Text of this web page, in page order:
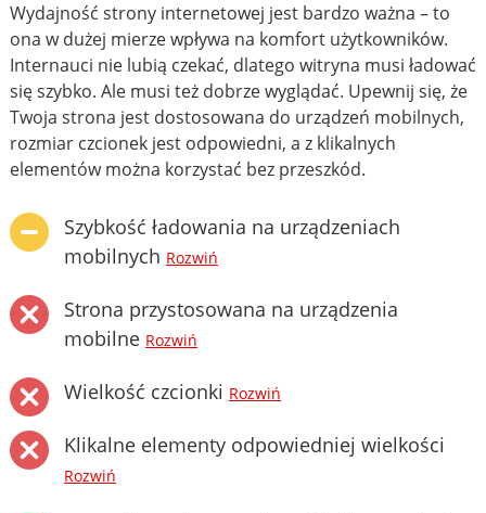
Wydajność strony internetowej jest bardzo ważna – to
ona w dużej mierze wpływa na komfort użytkowników.
Internauci nie lubią czekać, dlatego witryna musi ładować
się szybko. Ale musi też dobrze wyglądać. Upewnij się, że
Twoja strona jest dostosowana do urządzeń mobilnych,
rozmiar czcionek jest odpowiedni, a z klikalnych
elementów można korzystać bez przeszkód.
Szybkość ładowania na urządzeniach
mobilnych Rozwiń
Strona przystosowana na urządzenia
mobilne Rozwiń
Wielkość czcionki Rozwiń
Klikalne elementy odpowiedniej wielkości
Rozwiń